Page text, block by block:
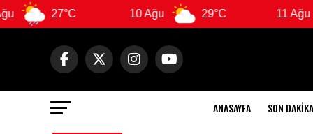
27°C 29°C
ANASAYFA SON DAKIKA